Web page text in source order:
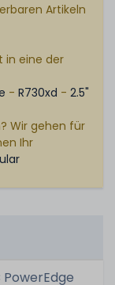
Artikeln
in eine der
- R730xd - 2.5"
Wir gehen für
Ihr
PowerEdge